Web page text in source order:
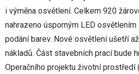
i výměna osvětlení. Celkem 920
nahrazeno úsporným LED
podání barev. Nové osvětlení ušetří
nákladů. Část stavebních prací bude
Operačního projektu životní prostředí